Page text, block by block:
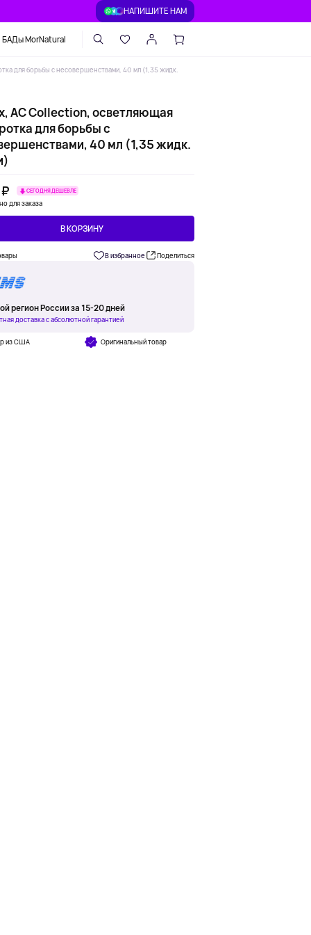
НАПИШИТЕ НАМ
БАДы MorNatural
для борьбы с несовершенствами, 40 мл (1,35 жидк.
AC Collection, осветляющая
для борьбы с
40 мл (1,35 жидк.
СЕГОДНЯ ДЕШЕВЛЕ
для заказа
В КОРЗИНУ
В избранное Поделиться
регион России за 15-20 дней
доставка с абсолютной гарантией
из США Оригинальный товар